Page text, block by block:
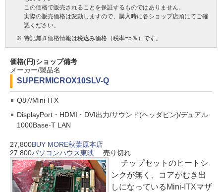
この価格で販売されることを保証するものではありません。
実際の販売価格は変動しますので、購入時に各ショップ店頭にてご確
認ください。
※ 特記無き価格情報は税込み価格（税率=5％）です。
価格(円)ショップ備考
メーカー/製品名
SUPERMICROX10SLV-Q
Q87/Mini-ITX
DisplayPort・HDMI・DVI出力/サウンド(ヘッダピン)/デュアル
1000Base-T LAN
27,800BUY MORE秋葉原本店
27,800パソコンハウス東映 売り切れ
チップセットのヒートシ
ンクが無く、コアがむき出
しになっているMini-ITXマザ